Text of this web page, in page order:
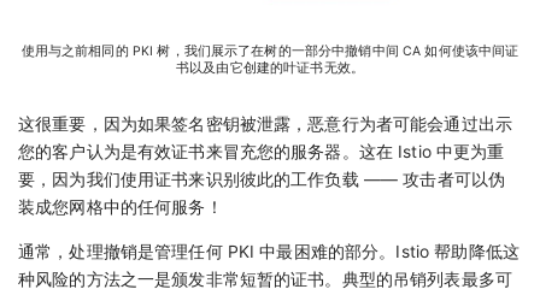
使用与之前相同的 PKI 树，我们展示了在树的一部分中撤销中间 CA 如何使该中间证
书以及由它创建的叶证书无效。
这很重要，因为如果签名密钥被泄露，恶意行为者可能会通过出示
您的客户认为是有效证书来冒充您的服务器。这在 Istio 中更为重
要，因为我们使用证书来识别彼此的工作负载 —— 攻击者可以伪
装成您网格中的任何服务！
通常，处理撤销是管理任何 PKI 中最困难的部分。Istio 帮助降低这
种风险的方法之一是颁发非常短暂的证书。典型的吊销列表最多可